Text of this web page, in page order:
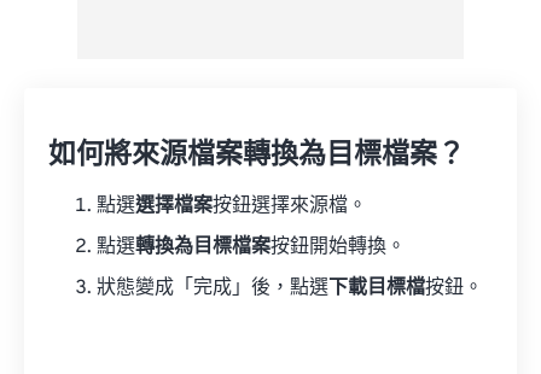
如何將來源檔案轉換為目標檔案？
點選選擇檔案按鈕選擇來源檔。
點選轉換為目標檔案按鈕開始轉換。
狀態變成「完成」後，點選 下載目標檔按鈕。